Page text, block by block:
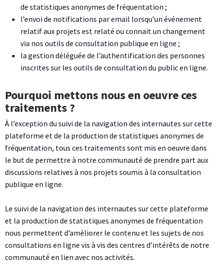
de statistiques anonymes de fréquentation ;
l’envoi de notifications par email lorsqu’un événement
relatif aux projets est relaté ou connait un changement
via nos outils de consultation publique en ligne ;
la gestion déléguée de l’authentification des personnes
inscrites sur les outils de consultation du public en ligne.
Pourquoi mettons nous en oeuvre ces
traitements ?
À l’exception du suivi de la navigation des internautes sur cette
plateforme et de la production de statistiques anonymes de
fréquentation, tous ces traitements sont mis en oeuvre dans
le but de permettre à notre communauté de prendre part aux
discussions relatives à nos projets soumis à la consultation
publique en ligne.
Le suivi de la navigation des internautes sur cette plateforme
et la production de statistiques anonymes de fréquentation
nous permettent d’améliorer le contenu et les sujets de nos
consultations en ligne vis à vis des centres d’intérêts de notre
communauté en lien avec nos activités.